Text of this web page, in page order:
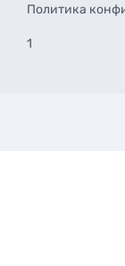
Политика